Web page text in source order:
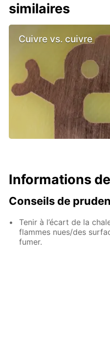
similaires
Cuivre vs. cuivre
Informations
Conseils de
Tenir à l’écart de la
flammes nues/des
fumer.